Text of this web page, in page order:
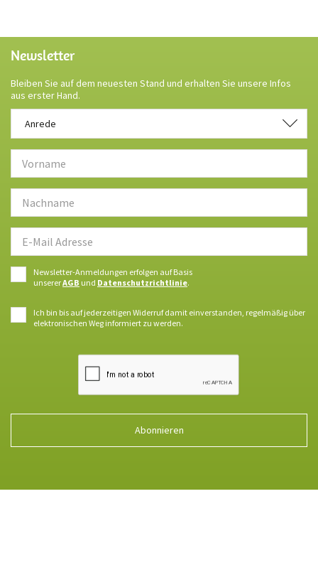
Newsletter
Bleiben Sie auf dem neuesten Stand und erhalten Sie unsere Infos
aus erster Hand.
Anrede
Anrede
Newsletter-Anmeldungen erfolgen auf Basis
unsererAGB und Datenschutzrichtlinie.
Ich bin bis auf jederzeitigen Widerruf damit einverstanden, regelmäßig über
elektronischen Weg informiert zu werden.
Abonnieren